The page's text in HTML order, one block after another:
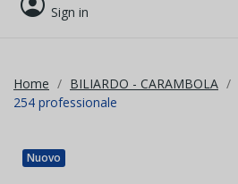
Sign in
Home BILIARDO - CARAMBOLA
254 professionale
Nuovo